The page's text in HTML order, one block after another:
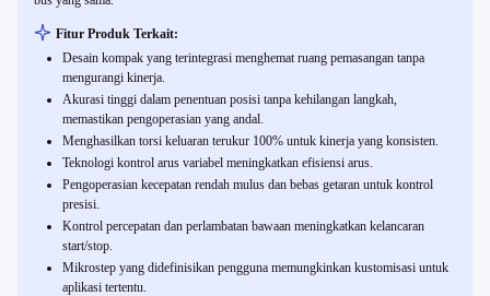
Fitur Produk Terkait:
Desain kompak yang terintegrasi menghemat ruang pemasangan tanpa
mengurangi kinerja.
Akurasi tinggi dalam penentuan posisi tanpa kehilangan langkah,
memastikan pengoperasian yang andal.
Menghasilkan torsi keluaran terukur 100% untuk kinerja yang konsisten.
Teknologi kontrol arus variabel meningkatkan efisiensi arus.
Pengoperasian kecepatan rendah mulus dan bebas getaran untuk kontrol
presisi.
Kontrol percepatan dan perlambatan bawaan meningkatkan kelancaran
start/stop.
Mikrostep yang didefinisikan pengguna memungkinkan kustomisasi untuk
aplikasi tertentu.